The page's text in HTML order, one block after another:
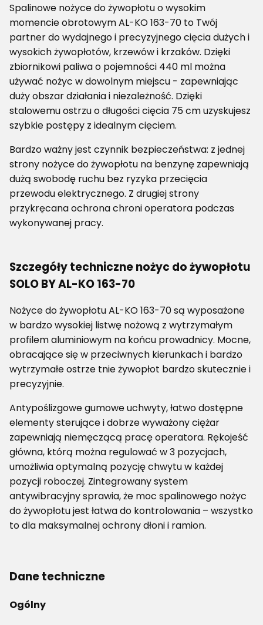
Spalinowe nożyce do żywopłotu o wysokim
momencie obrotowym AL-KO 163-70 to Twój
partner do wydajnego i precyzyjnego cięcia dużych i
wysokich żywopłotów, krzewów i krzaków. Dzięki
zbiornikowi paliwa o pojemności 440 ml można
używać nożyc w dowolnym miejscu - zapewniając
duży obszar działania i niezależność. Dzięki
stalowemu ostrzu o długości cięcia 75 cm uzyskujesz
szybkie postępy z idealnym cięciem.
Bardzo ważny jest czynnik bezpieczeństwa: z jednej
strony nożyce do żywopłotu na benzynę zapewniają
dużą swobodę ruchu bez ryzyka przecięcia
przewodu elektrycznego. Z drugiej strony
przykręcana ochrona chroni operatora podczas
wykonywanej pracy.
Szczegóły techniczne nożyc do żywopłotu
SOLO BY AL-KO 163-70
Nożyce do żywopłotu AL-KO 163-70 są wyposażone
w bardzo wysokiej listwę nożową z wytrzymałym
profilem aluminiowym na końcu prowadnicy. Mocne,
obracające się w przeciwnych kierunkach i bardzo
wytrzymałe ostrze tnie żywopłot bardzo skutecznie i
precyzyjnie.
Antypoślizgowe gumowe uchwyty, łatwo dostępne
elementy sterujące i dobrze wyważony ciężar
zapewniają niemęczącą pracę operatora. Rękojeść
główna, którą można regulować w 3 pozycjach,
umożliwia optymalną pozycję chwytu w każdej
pozycji roboczej. Zintegrowany system
antywibracyjny sprawia, że moc spalinowego nożyc
do żywopłotu jest łatwa do kontrolowania – wszystko
to dla maksymalnej ochrony dłoni i ramion.
Dane techniczne
Ogólny